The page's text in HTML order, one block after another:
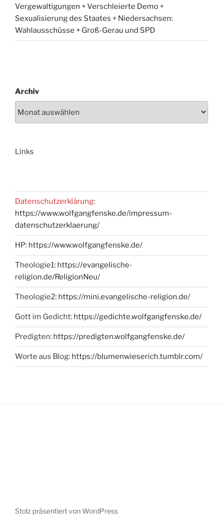
Vergewaltigungen + Verschleierte Demo +
Sexualisierung des Staates + Niedersachsen:
Wahlausschüsse + Groß-Gerau und SPD
Archiv
Links
Datenschutzerklärung:
https://www.wolfgangfenske.de/impressum-
datenschutzerklaerung/
HP: https://www.wolfgangfenske.de/
Theologie1: https://evangelische-
religion.de/ReligionNeu/
Theologie2: https://mini.evangelische-religion.de/
Gott im Gedicht: https://gedichte.wolfgangfenske.de/
Predigten: https://predigten.wolfgangfenske.de/
Worte aus Blog: https://blumenwieserich.tumblr.com/
Stolz präsentiert von WordPress